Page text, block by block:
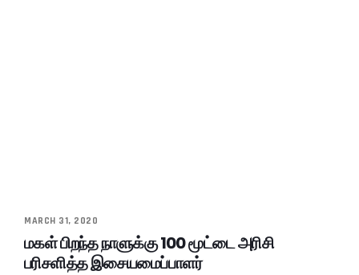
MARCH 31, 2020
மகள் பிறந்த நாளுக்கு 100 மூட்டை அரிசி
பரிசளித்த இசையமைப்பாளர்